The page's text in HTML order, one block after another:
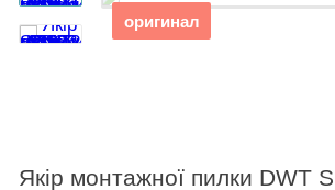
оригинал
Якір монтажної пилки DWT